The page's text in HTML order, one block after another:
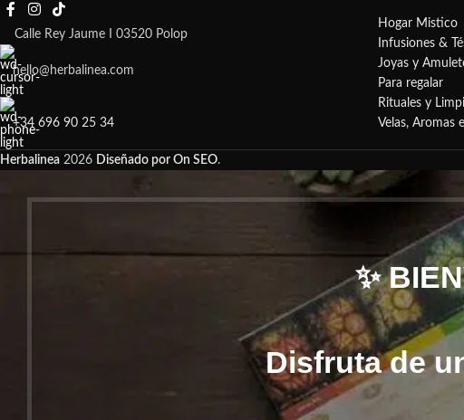
Calle Rey Jaume I 03520 Polop
hello@herbalinea.com
+34 696 90 25 34
Hogar Mistico
Infusiones &
Joyas y
Para regalar
Rituales y
Velas, Aromas
Herbalinea 2026 Diseñado por On SEO.
✨
Disfruta de